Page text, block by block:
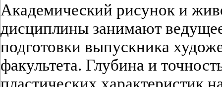
Академический рисунок и
дисциплины занимают
подготовки выпускника
факультета. Глубина и
пластических характеристик